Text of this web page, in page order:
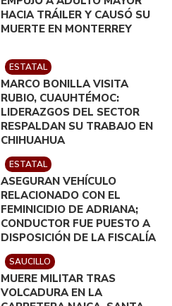
HACIA TRÁILER Y CAUSÓ SU
MUERTE EN MONTERREY
ESTATAL
MARCO BONILLA VISITA
RUBIO, CUAUHTÉMOC:
LIDERAZGOS DEL SECTOR
RESPALDAN SU TRABAJO EN
CHIHUAHUA
ESTATAL
ASEGURAN VEHÍCULO
RELACIONADO CON EL
FEMINICIDIO DE ADRIANA;
CONDUCTOR FUE PUESTO A
DISPOSICIÓN DE LA FISCALÍA
SAUCILLO
MUERE MILITAR TRAS
VOLCADURA EN LA